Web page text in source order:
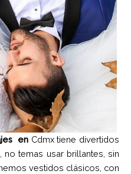
en Cdmx tiene divertidos
temas usar brillantes, sin
vestidos clásicos, con